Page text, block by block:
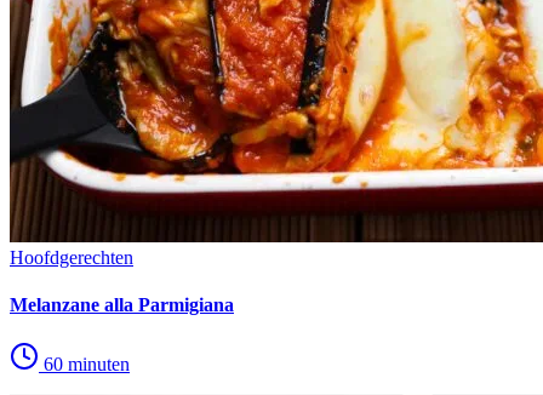
Hoofdgerechten
Melanzane alla Parmigiana
60 minuten